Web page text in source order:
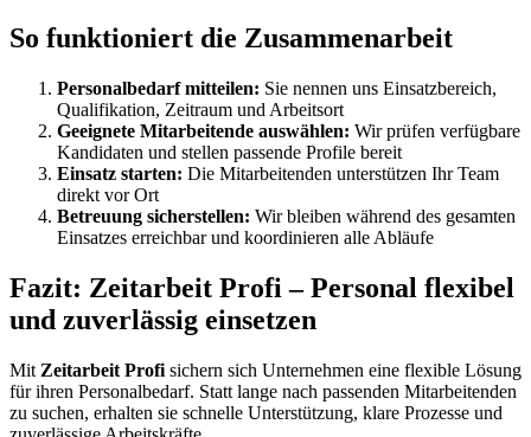
So funktioniert die Zusammenarbeit
Personalbedarf mitteilen: Sie nennen uns Einsatzbereich,
Qualifikation, Zeitraum und Arbeitsort
Geeignete Mitarbeitende auswählen: Wir prüfen verfügbare
Kandidaten und stellen passende Profile bereit
Einsatz starten: Die Mitarbeitenden unterstützen Ihr Team
direkt vor Ort
Betreuung sicherstellen: Wir bleiben während des gesamten
Einsatzes erreichbar und koordinieren alle Abläufe
Fazit: Zeitarbeit Profi – Personal flexibel
und zuverlässig einsetzen
Mit Zeitarbeit Profi sichern sich Unternehmen eine flexible Lösung
für ihren Personalbedarf. Statt lange nach passenden Mitarbeitenden
zu suchen, erhalten sie schnelle Unterstützung, klare Prozesse und